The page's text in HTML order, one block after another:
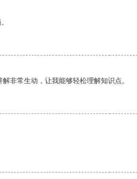
非常生动，让我能够轻松理解知识点。